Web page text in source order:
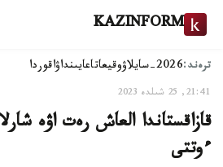
KAZINFORM
ترەند:2026-سايلاۋ وقيعاتاعايىنداۋاقوردا
21:41, 25 شىلدە 2023
قازاقستاندا العاش رەت اۋە
ءوتتى